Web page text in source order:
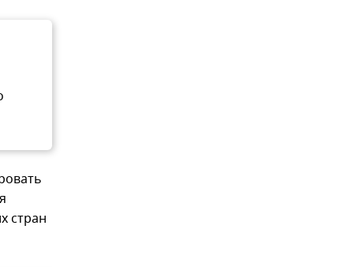
стран